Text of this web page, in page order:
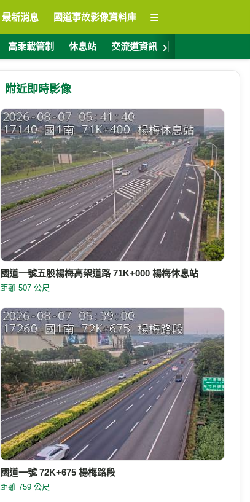
最新消息 國道事故影像資料庫 ≡
高乘載管制 休息站 交流道資訊 ›
附近即時影像
國道一號五股楊梅高架道路 71K+000 楊梅休息站
距離 507 公尺
國道一號 72K+675 楊梅路段
距離 759 公尺